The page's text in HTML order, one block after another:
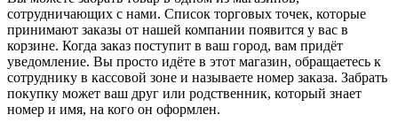
сотрудничающих с нами. Список торговых точек, которые
принимают заказы от нашей компании появится у вас в
корзине. Когда заказ поступит в ваш город, вам придёт
уведомление. Вы просто идёте в этот магазин, обращаетесь к
сотруднику в кассовой зоне и называете номер заказа. Забрать
покупку может ваш друг или родственник, который знает
номер и имя, на кого он оформлен.